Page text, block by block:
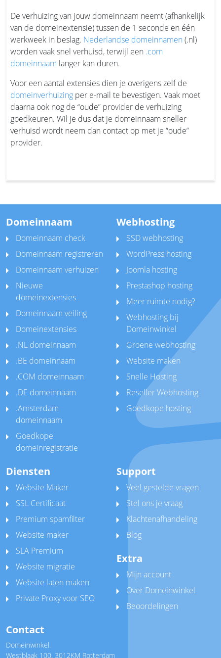
De verhuizing van jouw domeinnaam neemt (afhankelijk
van de domeinextensie) tussen de 1 seconde en één
werkweek in beslag. Nederlandse domeinnamen(.nl)
worden vaak snel verhuisd, terwijl een .com
domeinnaam langer kan duren.
Voor een aantal extensies dien je overigens zelf de
domeinverhuizing per e-mail te bevestigen. Vaak moet
daarna ook nog de “oude” provider de verhuizing
goedkeuren. Wil je dus dat je domeinnaam sneller
verhuisd wordt neem dan contact op met je “oude”
provider.
Domeinnaam
Domeinnaam check
Domeinnaam registreren
Domeinnaam verhuizen
Nieuwe
domeinextensies
Domeinnaam veiling
Domeinextensies
.NL domeinnaam
.BE domeinnaam
.COM domeinnaam
.DE domeinnaam
.Amsterdam
domeinnaam
Goedkope
domeinregistratie
Webhosting
SSD webhosting
WordPress hosting
Joomla hosting
Prestashop hosting
Meer ruimte nodig?
Webhosting bij
Domeinwinkel
Groene webhosting
Website maken
Snelle Hosting
Reseller Webhosting
Goedkope hosting
Diensten
Website Maker
SSL Certificaat
Premium spamfilter
Website maker
SLA Premium
Website migratie
Website laten maken
Private Proxy voor SEO
Support
Veel gestelde vragen
Stel ons je vraag
Klachtenafhandeling
Blog
Extra
Mijn account
Over Domeinwinkel
Beoordelingen
Contact
Domeinwinkel.
Westblaak 100, 3012KM Rotterdam